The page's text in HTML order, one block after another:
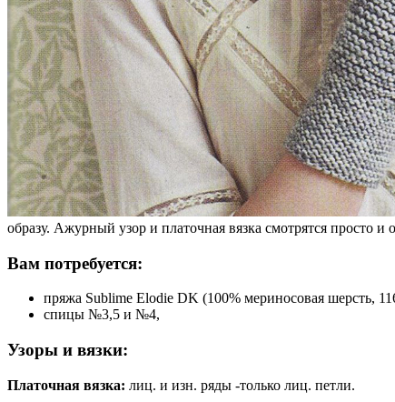
образу. Ажурный узор и платочная вязка смотрятся просто
Вам потребуется:
пряжа Sublime Elodie DK (100% мериносовая шерсть,
спицы №3,5 и №4,
Узоры и вязки:
Платочная вязка: лиц. и изн. ряды -только лиц. петли.